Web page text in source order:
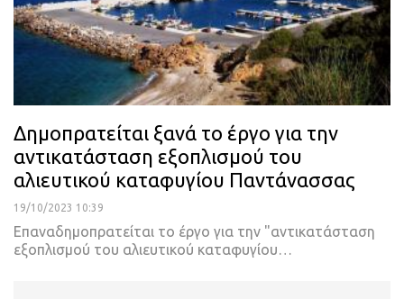
Δημοπρατείται ξανά το έργο για την
αντικατάσταση εξοπλισμού του
αλιευτικού καταφυγίου Παντάνασσας
19/10/2023 10:39
Επαναδημοπρατείται το έργο για την "αντικατάσταση
εξοπλισμού του αλιευτικού καταφυγίου…